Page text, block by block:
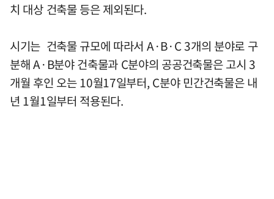
치 대상 건축물 등은 제외된다.
시기는 건축물 규모에 따라서 A·B·C 3개의 분야로 구
분해 A·B분야 건축물과 C분야의 공공건축물은 고시 3
개월 후인 오는 10월17일부터, C분야 민간건축물은 내
년 1월1일부터 적용된다.